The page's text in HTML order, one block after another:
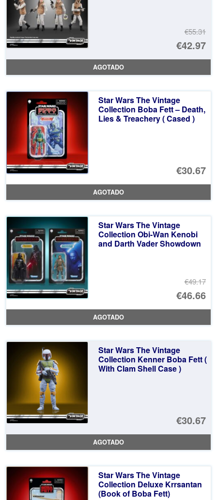
€55.31
El
€42.97
El
AGOTADO
Star Wars The Vintage
Collection Boba Fett – Death,
Lies & Treachery ( Cased )
€30.67
AGOTADO
Star Wars The Vintage
Collection Obi-Wan Kenobi
and Darth Vader Showdown
€49.17
El
€46.66
El
AGOTADO
Star Wars The Vintage
Collection Kenner Boba Fett (
With Clam Shell Case )
€30.67
AGOTADO
Star Wars The Vintage
Collection Deluxe Krrsantan
(Book of Boba Fett)